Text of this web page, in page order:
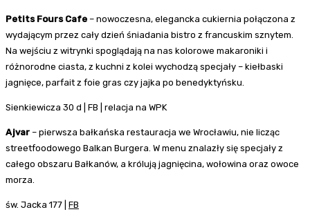
Petits Fours Cafe – nowoczesna, elegancka cukiernia połączona z
wydającym przez cały dzień śniadania bistro z francuskim sznytem.
Na wejściu z witrynki spoglądają na nas kolorowe makaroniki i
różnorodne ciasta, z kuchni z kolei wychodzą specjały – kiełbaski
jagnięce, parfait z foie gras czy jajka po benedyktyńsku.
Sienkiewicza 30 d | FB | relacja na WPK
Ajvar – pierwsza bałkańska restauracja we Wrocławiu, nie licząc
streetfoodowego Balkan Burgera. W menu znalazły się specjały z
całego obszaru Bałkanów, a królują jagnięcina, wołowina oraz owoce
morza.
św. Jacka 177 | FB